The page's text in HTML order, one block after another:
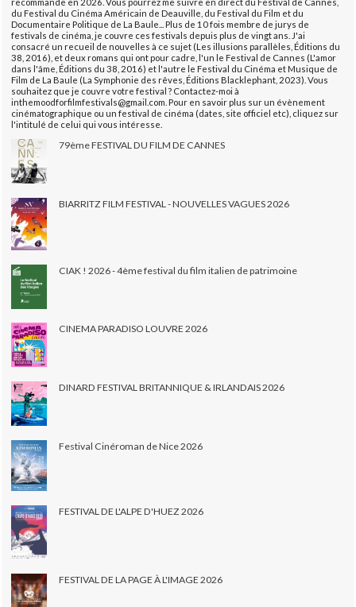
du Festival du Cinéma Américain de Deauville, du Festival du Film et du
Documentaire Politique de La Baule... Plus de 10 fois membre de jurys de
festivals de cinéma, je couvre ces festivals depuis plus de vingt ans. J'ai
consacré un recueil de nouvelles à ce sujet (Les illusions parallèles, Éditions du
38, 2016), et deux romans qui ont pour cadre, l'un le Festival de Cannes (L'amor
dans l'âme, Éditions du 38, 2016) et l'autre le Festival du Cinéma et Musique de
Film de La Baule (La Symphonie des rêves, Éditions Blacklephant, 2023). Vous
souhaitez que je couvre votre festival ? Contactez-moi à
inthemoodforfilmfestivals@gmail.com. Pour en savoir plus sur un évènement
cinématographique ou un festival de cinéma (dates, site officiel etc), cliquez sur
l'intitulé de celui qui vous intéresse.
79ème FESTIVAL DU FILM DE CANNES
BIARRITZ FILM FESTIVAL - NOUVELLES VAGUES 2026
CIAK ! 2026 - 4ème festival du film italien de patrimoine
CINEMA PARADISO LOUVRE 2026
DINARD FESTIVAL BRITANNIQUE & IRLANDAIS 2026
Festival Cinéroman de Nice 2026
FESTIVAL DE L'ALPE D'HUEZ 2026
FESTIVAL DE LA PAGE À L'IMAGE 2026